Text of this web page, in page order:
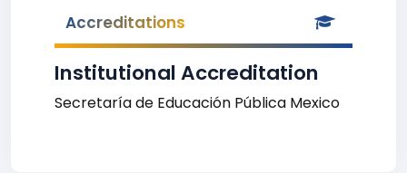
Accreditations
Institutional Accreditation
Secretaría de Educación Pública Mexico